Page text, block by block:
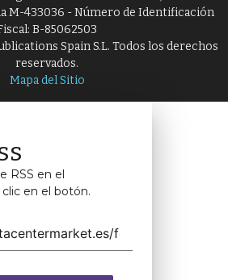
M-433036 - Número de Identificación
B-85062503
Spain S.L. Todos los derechos
reservados.
Mapa del Sitio
RSS en el
en el botón.